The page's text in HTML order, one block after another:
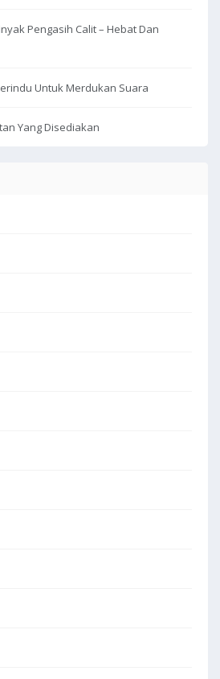
Pengasih Calit – Hebat Dan
Untuk Merdukan Suara
Yang Disediakan